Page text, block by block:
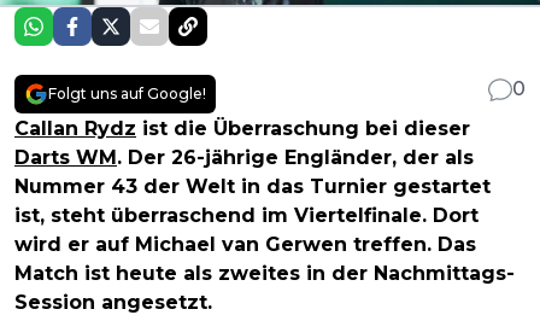
Folgt uns auf Google!
0
Callan Rydz ist die Überraschung bei dieser
Darts WM. Der 26-jährige Engländer, der als
Nummer 43 der Welt in das Turnier gestartet
ist, steht überraschend im Viertelfinale. Dort
wird er auf Michael van Gerwen treffen. Das
Match ist heute als zweites in der Nachmittags-
Session angesetzt.